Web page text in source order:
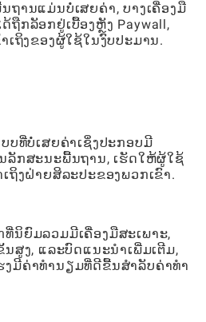
ຖານແມ່ນບໍ່ເສຍຄ່າ, ບາງເຄື່ອງມື
ຖືກລັອກຢູ່ເບື້ອງຫຼັງ Paywall,
ເຖິງຂອງຜູ້ໃຊ້ໃນງົບປະມານ.
ບທີ່ບໍ່ເສຍຄ່າເຊິ່ງປະກອບມີ
ລັກສະນະພື້ນຖານ, ເຮັດໃຫ້ຜູ້ໃຊ້
ຖິງຝ່າຍສິລະປະຂອງພວກເຂົາ.
ນິຍົມລວມມີເຄື່ອງມືສະເພາະ,
ສູງ, ແລະບົດແນະນໍາເພີ່ມເຕີມ,
ມີຄ່າທໍານຽມທີ່ດີຂື້ນສໍາລັບຄ່າທໍາ